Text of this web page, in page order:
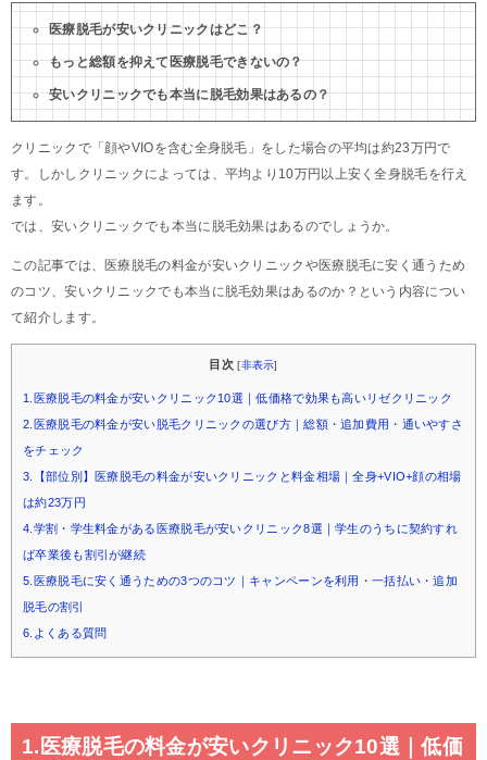
医療脱毛が安いクリニックはどこ？
もっと総額を抑えて医療脱毛できないの？
安いクリニックでも本当に脱毛効果はあるの？
クリニックで「顔やVIOを含む全身脱毛」をした場合の平均は約23万円で
す。しかしクリニックによっては、平均より10万円以上安く全身脱毛を行え
ます。
では、安いクリニックでも本当に脱毛効果はあるのでしょうか。
この記事では、医療脱毛の料金が安いクリニックや医療脱毛に安く通うため
のコツ、安いクリニックでも本当に脱毛効果はあるのか？という内容につい
て紹介します。
目次 [非表示]
1.医療脱毛の料金が安いクリニック10選｜低価格で効果も高いリゼクリニック
2.医療脱毛の料金が安い脱毛クリニックの選び方｜総額・追加費用・通いやすさ
をチェック
3.【部位別】医療脱毛の料金が安いクリニックと料金相場｜全身+VIO+顔の相場
は約23万円
4.学割・学生料金がある医療脱毛が安いクリニック8選｜学生のうちに契約すれ
ば卒業後も割引が継続
5.医療脱毛に安く通うための3つのコツ｜キャンペーンを利用・一括払い・追加
脱毛の割引
6.よくある質問
1.医療脱毛の料金が安いクリニック10選｜低価